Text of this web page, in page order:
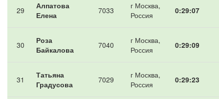
29
Алпатова
Елена
7033
г Москва,
Россия
0:29:07
30
Роза
Байкалова
7040
г Москва,
Россия
0:29:09
31
Татьяна
Градусова
7029
г Москва,
Россия
0:29:23